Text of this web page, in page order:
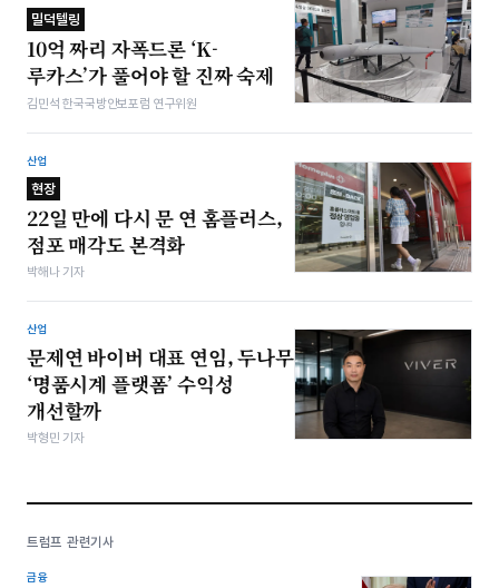
밀덕텔링
10억 짜리 자폭드론 ‘K-
루카스’가 풀어야 할 진짜 숙제
김민석 한국국방안보포럼 연구위원
산업
현장
22일 만에 다시 문 연 홈플러스,
점포 매각도 본격화
박해나 기자
산업
문제연 바이버 대표 연임, 두나무
‘명품시계 플랫폼’ 수익성
개선할까
박형민 기자
트럼프 관련기사
금융